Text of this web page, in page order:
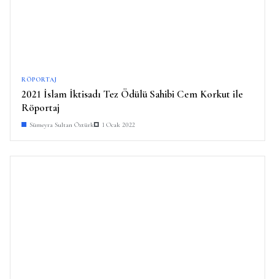
RÖPORTAJ
2021 İslam İktisadı Tez Ödülü Sahibi Cem Korkut ile
Röportaj
Sümeyra Sultan Öztürk 1 Ocak 2022